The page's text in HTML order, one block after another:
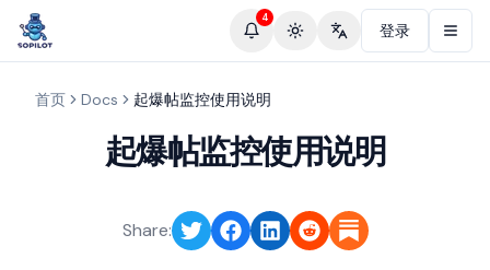
4
Toggle theme
Change language
登录
首页 Docs 起爆帖监控使用说明
起爆帖监控使用说明
Share: